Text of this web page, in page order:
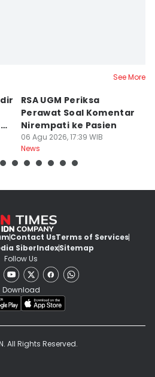
See More
RSA UGM Periksa
Perawat Soal Komentar
Nirempati ke Pasien
06 Agu 2026, 17:39 WIB
News
Contact UsTerms of Services
SiberIndexSitemap
Follow Us
Download
All Rights Reserved.